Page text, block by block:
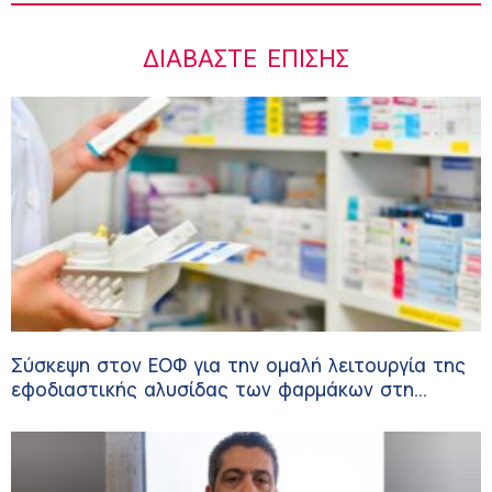
ΔΙΑΒΆΣΤΕ ΕΠΊΣΗΣ
Σύσκεψη στον ΕΟΦ για την ομαλή λειτουργία της
εφοδιαστικής αλυσίδας των φαρμάκων στη